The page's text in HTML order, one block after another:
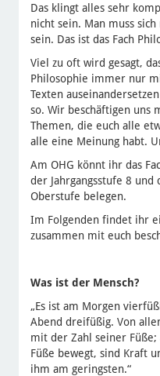
Das klingt alles sehr
nicht sein. Man muss
sein. Das ist das Fach
Viel zu oft wird gesagt,
Philosophie immer nur
Texten
so. Wir beschäftigen uns
Themen, die euch alle
alle eine Meinung habt.
Am OHG könnt ihr das
der Jahrgangsstufe 8 und
Oberstufe belegen.
Im Folgenden findet ihr
zusammen mit euch
Was ist der Mensch?
„Es ist am Morgen
Abend dreifüßig. Von
mit der Zahl seiner
Füße bewegt, sind Kraft
ihm am geringsten.“